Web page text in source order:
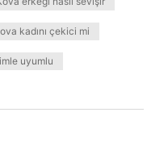
kadını çekici mi
uyumlu